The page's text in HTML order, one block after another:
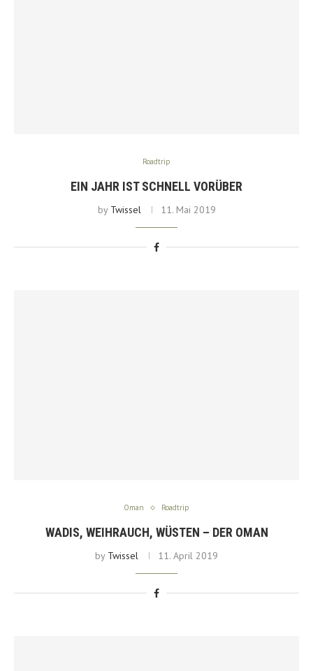
Roadtrip
EIN JAHR IST SCHNELL VORÜBER
by Twissel 11. Mai 2019
Oman Roadtrip
WADIS, WEIHRAUCH, WÜSTEN – DER OMAN
by Twissel 11. April 2019